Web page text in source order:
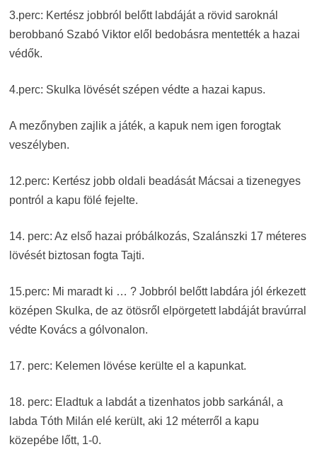
3.perc: Kertész jobbról belőtt labdáját a rövid saroknál
berobbanó Szabó Viktor elől bedobásra mentették a hazai
védők.
4.perc: Skulka lövését szépen védte a hazai kapus.
A mezőnyben zajlik a játék, a kapuk nem igen forogtak
veszélyben.
12.perc: Kertész jobb oldali beadását Mácsai a tizenegyes
pontról a kapu fölé fejelte.
14. perc: Az első hazai próbálkozás, Szalánszki 17 méteres
lövését biztosan fogta Tajti.
15.perc: Mi maradt ki … ? Jobbról belőtt labdára jól érkezett
középen Skulka, de az ötösről elpörgetett labdáját bravúrral
védte Kovács a gólvonalon.
17. perc: Kelemen lövése kerülte el a kapunkat.
18. perc: Eladtuk a labdát a tizenhatos jobb sarkánál, a
labda Tóth Milán elé került, aki 12 méterről a kapu
közepébe lőtt, 1-0.